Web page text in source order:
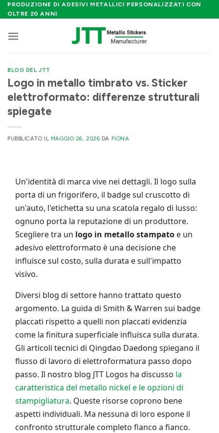
Salta
ai
PRODUZIONE DI ADESIVI METALLICI PERSONALIZZATI CON
OLTRE 20 ANNI
BLOG DEL JTT
Logo in metallo timbrato vs. Sticker
elettroformato: differenze strutturali
spiegate
PUBBLICATO IL MAGGIO 26, 2026 DA FIONA
Un'identità di marca vive nei dettagli. Il logo sulla
porta di un frigorifero, il badge sul cruscotto di
un'auto, l'etichetta su una scatola regalo di lusso:
ognuno porta la reputazione di un produttore.
Scegliere tra un logo in metallo stampato e un
adesivo elettroformato è una decisione che
influisce sul costo, sulla durata e sull'impatto
visivo.
Diversi blog di settore hanno trattato questo
argomento. La guida di Smith & Warren sui badge
placcati rispetto a quelli non placcati evidenzia
come la finitura superficiale influisca sulla durata.
Gli articoli tecnici di Qingdao Daedong spiegano il
flusso di lavoro di elettroformatura passo dopo
passo. Il nostro blog JTT Logos ha discusso la
caratteristica del metallo nickel e le opzioni di
stampigliatura. Queste risorse coprono bene
aspetti individuali. Ma nessuna di loro espone il
confronto strutturale completo fianco a fianco.